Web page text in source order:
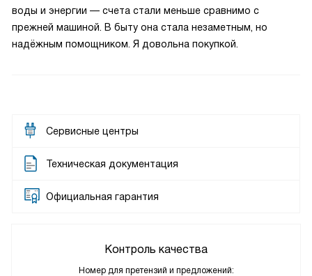
воды и энергии — счета стали меньше сравнимо с
прежней машиной. В быту она стала незаметным, но
надёжным помощником. Я довольна покупкой.
Сервисные центры
Техническая документация
Официальная гарантия
Контроль качества
Номер для претензий и предложений: